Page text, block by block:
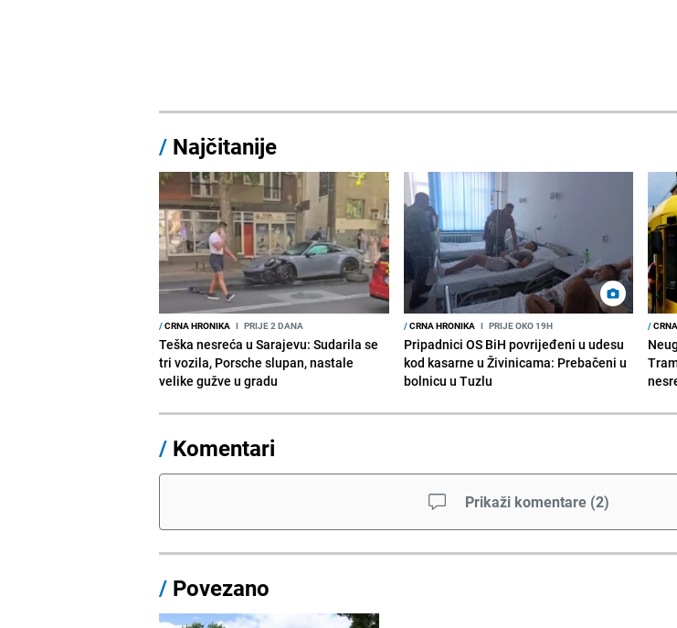
/ Najčitanije
/CRNA HRONIKA I PRIJE 2 DANA
Teška nesreća u Sarajevu: Sudarila se
tri vozila, Porsche slupan, nastale
velike gužve u gradu
/CRNA HRONIKA I PRIJE OKO 19H
Pripadnici OS BiH povrijeđeni u udesu
kod kasarne u Živinicama: Prebačeni u
bolnicu u Tuzlu
/
/ Komentari
Prikaži komentare (2)
/ Povezano